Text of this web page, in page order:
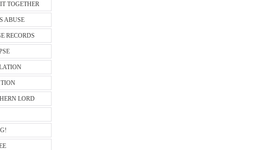
TOGETHER
ABUSE
RECORDS
LORD